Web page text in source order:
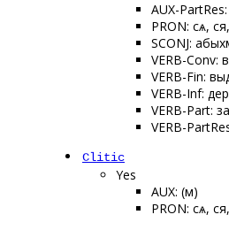
AUX-
PRON: сѧ,
SCONJ:
VERB-
VERB-Fin:
VERB-Inf:
VERB-Part:
VERB-
Clitic
Yes
AUX: (м)
PRON: сѧ,